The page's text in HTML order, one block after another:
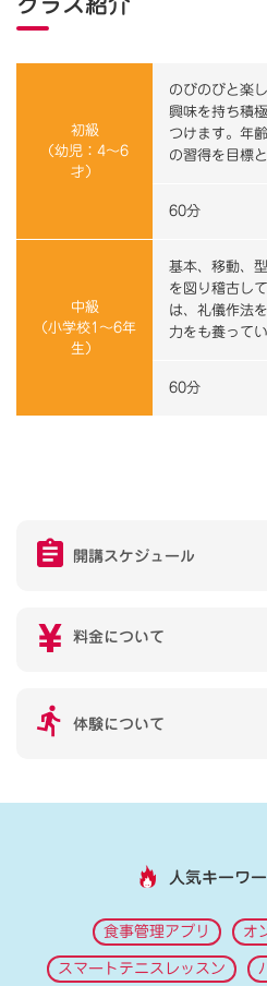
初級
（幼児：4～6
才）
のびのびと楽
興味を持ち積
つけます。年
の習得を目標
60分
中級
（小学校1～6年
生）
基本、移動、
を図り稽古し
は、礼儀作法
力をも養って
60分
開講スケジュール
料金について
体験について
人気キーワ
食事管理アプリ オ
スマートテニスレッスン